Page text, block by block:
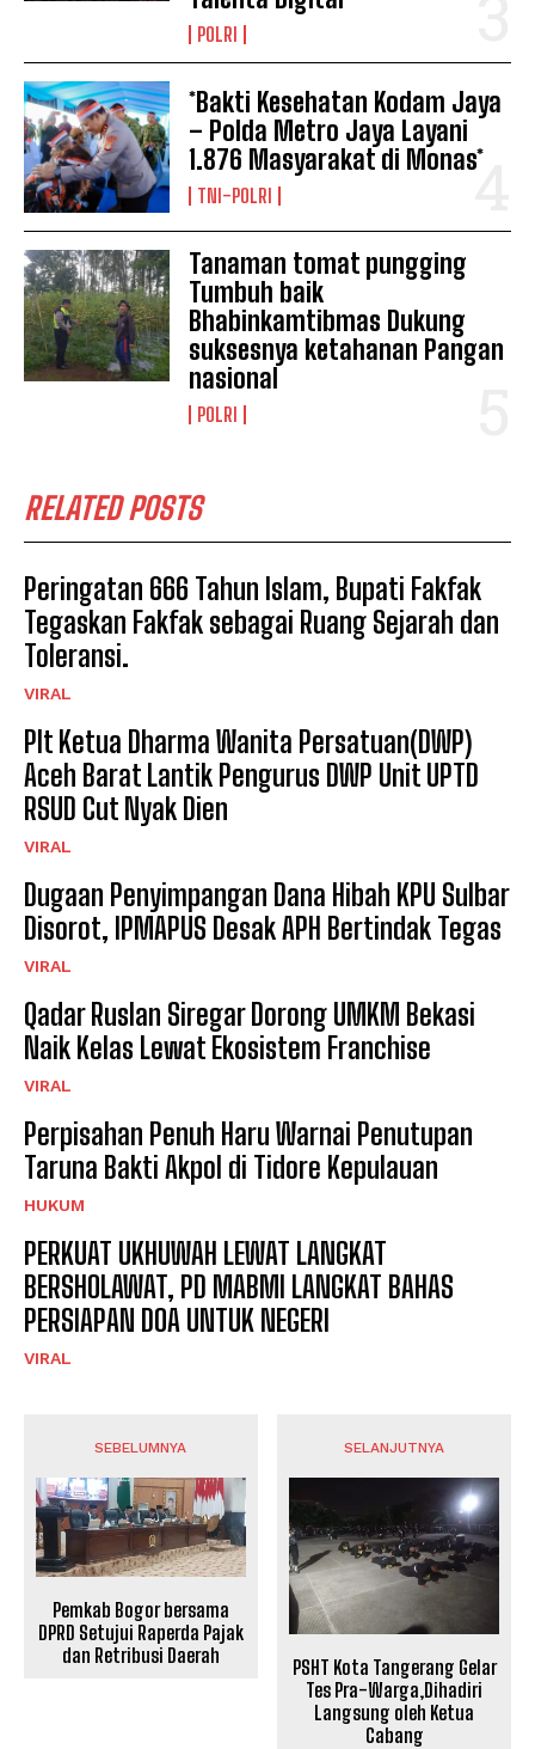
POLRI
*Bakti Kesehatan Kodam Jaya
– Polda Metro Jaya Layani
1.876 Masyarakat di Monas*
TNI-POLRI
Tanaman tomat pungging
Tumbuh baik
Bhabinkamtibmas Dukung
suksesnya ketahanan Pangan
nasional
POLRI
RELATED POSTS
Peringatan 666 Tahun Islam, Bupati Fakfak
Tegaskan Fakfak sebagai Ruang Sejarah dan
Toleransi.
VIRAL
Plt Ketua Dharma Wanita Persatuan(DWP)
Aceh Barat Lantik Pengurus DWP Unit UPTD
RSUD Cut Nyak Dien
VIRAL
Dugaan Penyimpangan Dana Hibah KPU Sulbar
Disorot, IPMAPUS Desak APH Bertindak Tegas
VIRAL
Qadar Ruslan Siregar Dorong UMKM Bekasi
Naik Kelas Lewat Ekosistem Franchise
VIRAL
Perpisahan Penuh Haru Warnai Penutupan
Taruna Bakti Akpol di Tidore Kepulauan
HUKUM
PERKUAT UKHUWAH LEWAT LANGKAT
BERSHOLAWAT, PD MABMI LANGKAT BAHAS
PERSIAPAN DOA UNTUK NEGERI
VIRAL
SEBELUMNYA
Pemkab Bogor bersama
DPRD Setujui Raperda Pajak
dan Retribusi Daerah
SELANJUTNYA
PSHT Kota Tangerang Gelar
Tes Pra-Warga,Dihadiri
Langsung oleh Ketua
Cabang